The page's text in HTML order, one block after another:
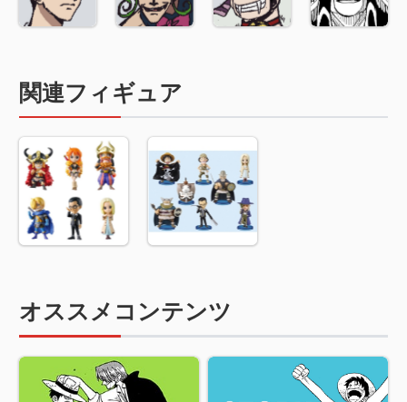
関連フィギュア
オススメコンテンツ